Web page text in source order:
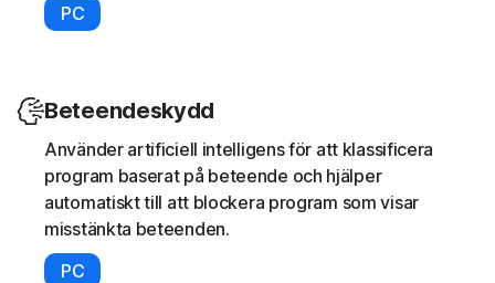
PC
Beteendeskydd
Använder artificiell intelligens för att klassificera
program baserat på beteende och hjälper
automatiskt till att blockera program som visar
misstänkta beteenden.
PC